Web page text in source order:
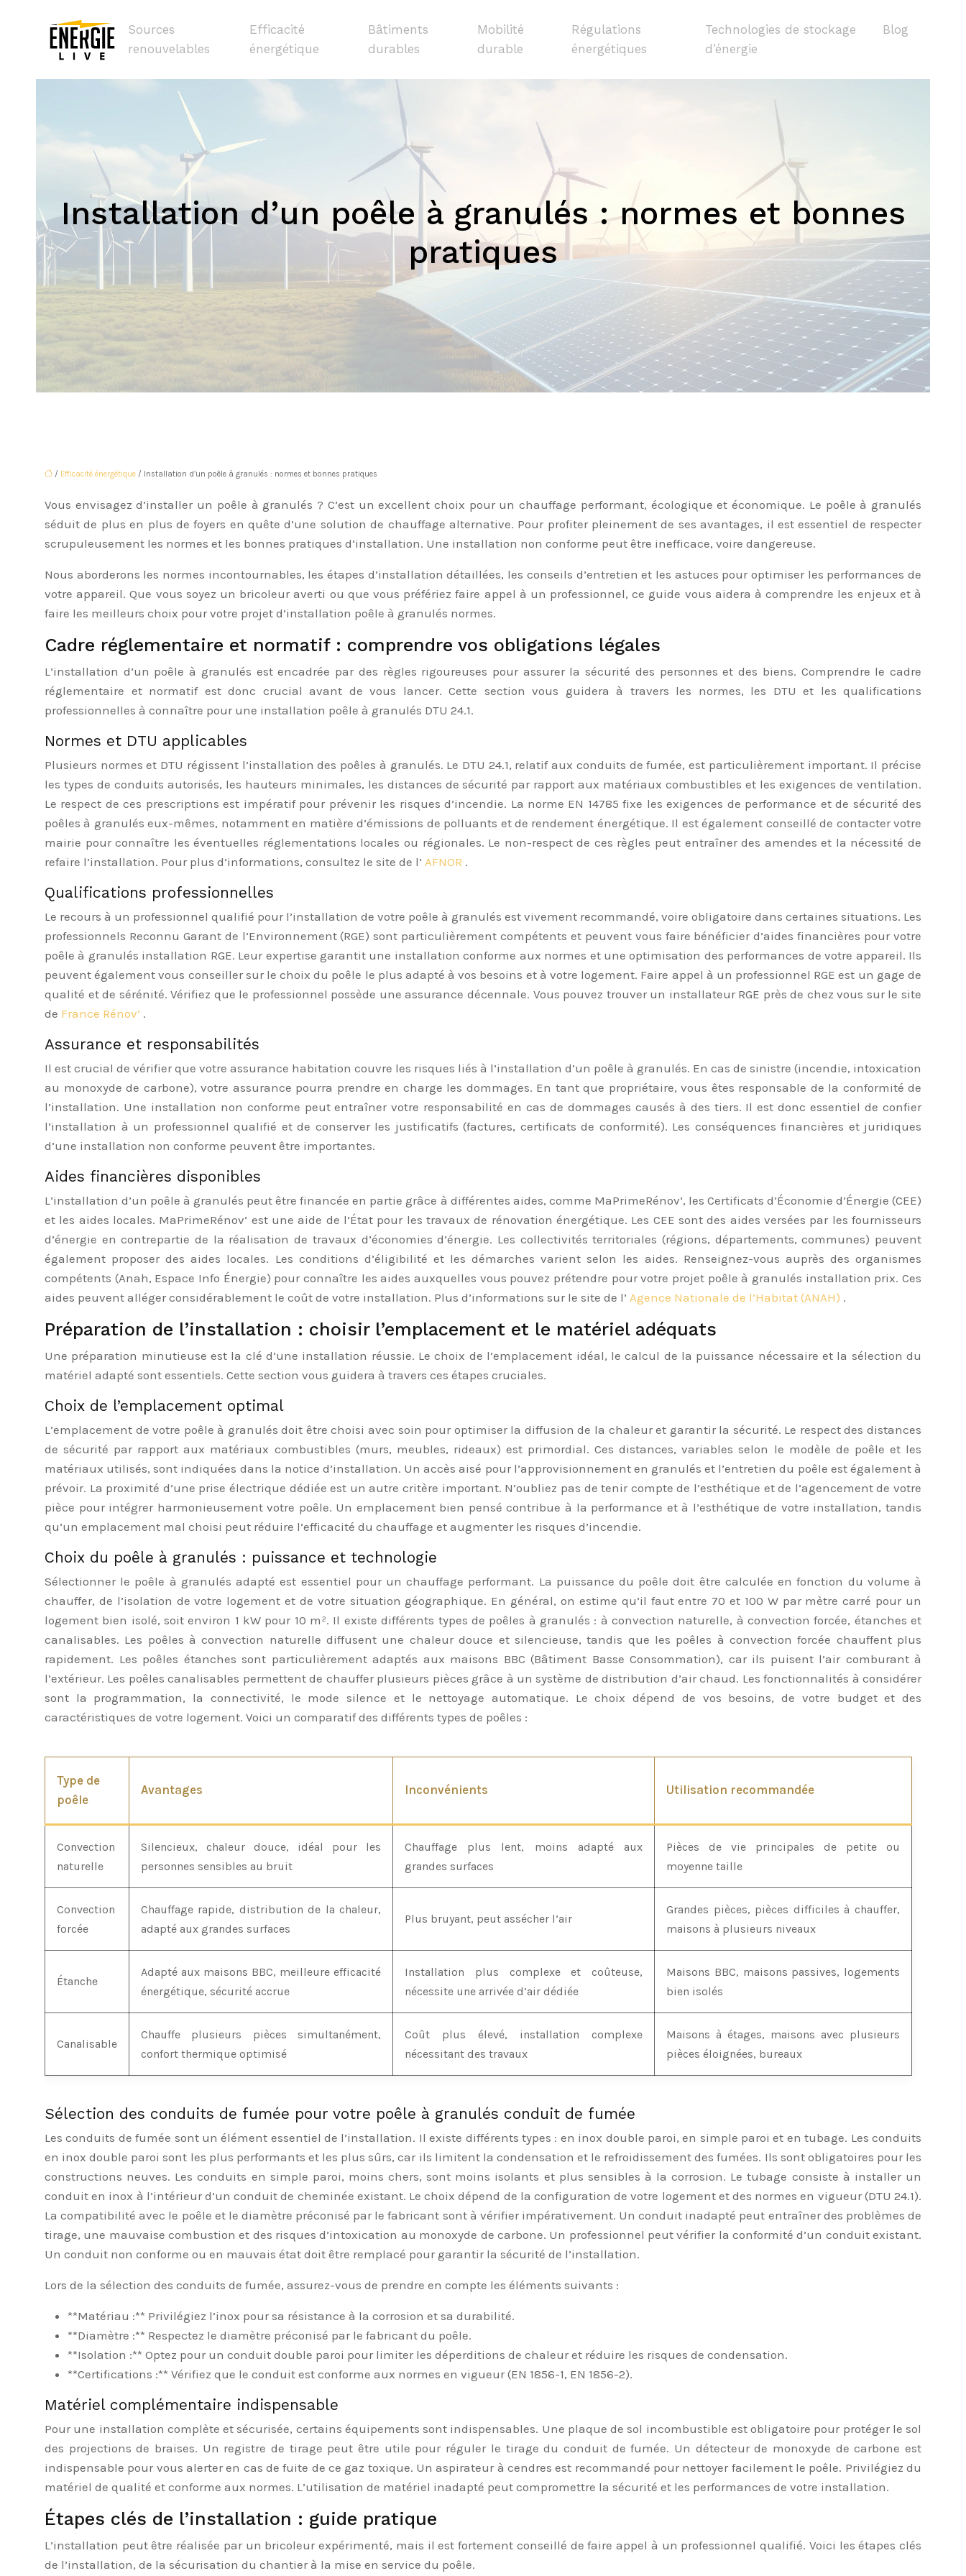
Sources
renouvelables
Efficacité
énergétique
Bâtiments
durables
Mobilité
durable
Régulations
énergétiques
Technologies de stockage
d’énergie
Blog
Installation d’un poêle à granulés : normes et bonnes
pratiques
/ Efficacité énergétique / Installation d’un poêle à granulés : normes et bonnes pratiques
Vous envisagez d’installer un poêle à granulés ? C’est un excellent choix pour un chauffage performant, écologique et économique. Le poêle à granulés
séduit de plus en plus de foyers en quête d’une solution de chauffage alternative. Pour profiter pleinement de ses avantages, il est essentiel de respecter
scrupuleusement les normes et les bonnes pratiques d’installation. Une installation non conforme peut être inefficace, voire dangereuse.
Nous aborderons les normes incontournables, les étapes d’installation détaillées, les conseils d’entretien et les astuces pour optimiser les performances de
votre appareil. Que vous soyez un bricoleur averti ou que vous préfériez faire appel à un professionnel, ce guide vous aidera à comprendre les enjeux et à
faire les meilleurs choix pour votre projet d’installation poêle à granulés normes.
Cadre réglementaire et normatif : comprendre vos obligations légales
L’installation d’un poêle à granulés est encadrée par des règles rigoureuses pour assurer la sécurité des personnes et des biens. Comprendre le cadre
réglementaire et normatif est donc crucial avant de vous lancer. Cette section vous guidera à travers les normes, les DTU et les qualifications
professionnelles à connaître pour une installation poêle à granulés DTU 24.1.
Normes et DTU applicables
Plusieurs normes et DTU régissent l’installation des poêles à granulés. Le DTU 24.1, relatif aux conduits de fumée, est particulièrement important. Il précise
les types de conduits autorisés, les hauteurs minimales, les distances de sécurité par rapport aux matériaux combustibles et les exigences de ventilation.
Le respect de ces prescriptions est impératif pour prévenir les risques d’incendie. La norme EN 14785 fixe les exigences de performance et de sécurité des
poêles à granulés eux-mêmes, notamment en matière d’émissions de polluants et de rendement énergétique. Il est également conseillé de contacter votre
mairie pour connaître les éventuelles réglementations locales ou régionales. Le non-respect de ces règles peut entraîner des amendes et la nécessité de
refaire l’installation. Pour plus d’informations, consultez le site de l’ AFNOR .
Qualifications professionnelles
Le recours à un professionnel qualifié pour l’installation de votre poêle à granulés est vivement recommandé, voire obligatoire dans certaines situations. Les
professionnels Reconnu Garant de l’Environnement (RGE) sont particulièrement compétents et peuvent vous faire bénéficier d’aides financières pour votre
poêle à granulés installation RGE. Leur expertise garantit une installation conforme aux normes et une optimisation des performances de votre appareil. Ils
peuvent également vous conseiller sur le choix du poêle le plus adapté à vos besoins et à votre logement. Faire appel à un professionnel RGE est un gage de
qualité et de sérénité. Vérifiez que le professionnel possède une assurance décennale. Vous pouvez trouver un installateur RGE près de chez vous sur le site
de France Rénov’ .
Assurance et responsabilités
Il est crucial de vérifier que votre assurance habitation couvre les risques liés à l’installation d’un poêle à granulés. En cas de sinistre (incendie, intoxication
au monoxyde de carbone), votre assurance pourra prendre en charge les dommages. En tant que propriétaire, vous êtes responsable de la conformité de
l’installation. Une installation non conforme peut entraîner votre responsabilité en cas de dommages causés à des tiers. Il est donc essentiel de confier
l’installation à un professionnel qualifié et de conserver les justificatifs (factures, certificats de conformité). Les conséquences financières et juridiques
d’une installation non conforme peuvent être importantes.
Aides financières disponibles
L’installation d’un poêle à granulés peut être financée en partie grâce à différentes aides, comme MaPrimeRénov’, les Certificats d’Économie d’Énergie (CEE)
et les aides locales. MaPrimeRénov’ est une aide de l’État pour les travaux de rénovation énergétique. Les CEE sont des aides versées par les fournisseurs
d’énergie en contrepartie de la réalisation de travaux d’économies d’énergie. Les collectivités territoriales (régions, départements, communes) peuvent
également proposer des aides locales. Les conditions d’éligibilité et les démarches varient selon les aides. Renseignez-vous auprès des organismes
compétents (Anah, Espace Info Énergie) pour connaître les aides auxquelles vous pouvez prétendre pour votre projet poêle à granulés installation prix. Ces
aides peuvent alléger considérablement le coût de votre installation. Plus d’informations sur le site de l’ Agence Nationale de l’Habitat (ANAH) .
Préparation de l’installation : choisir l’emplacement et le matériel adéquats
Une préparation minutieuse est la clé d’une installation réussie. Le choix de l’emplacement idéal, le calcul de la puissance nécessaire et la sélection du
matériel adapté sont essentiels. Cette section vous guidera à travers ces étapes cruciales.
Choix de l’emplacement optimal
L’emplacement de votre poêle à granulés doit être choisi avec soin pour optimiser la diffusion de la chaleur et garantir la sécurité. Le respect des distances
de sécurité par rapport aux matériaux combustibles (murs, meubles, rideaux) est primordial. Ces distances, variables selon le modèle de poêle et les
matériaux utilisés, sont indiquées dans la notice d’installation. Un accès aisé pour l’approvisionnement en granulés et l’entretien du poêle est également à
prévoir. La proximité d’une prise électrique dédiée est un autre critère important. N’oubliez pas de tenir compte de l’esthétique et de l’agencement de votre
pièce pour intégrer harmonieusement votre poêle. Un emplacement bien pensé contribue à la performance et à l’esthétique de votre installation, tandis
qu’un emplacement mal choisi peut réduire l’efficacité du chauffage et augmenter les risques d’incendie.
Choix du poêle à granulés : puissance et technologie
Sélectionner le poêle à granulés adapté est essentiel pour un chauffage performant. La puissance du poêle doit être calculée en fonction du volume à
chauffer, de l’isolation de votre logement et de votre situation géographique. En général, on estime qu’il faut entre 70 et 100 W par mètre carré pour un
logement bien isolé, soit environ 1 kW pour 10 m². Il existe différents types de poêles à granulés : à convection naturelle, à convection forcée, étanches et
canalisables. Les poêles à convection naturelle diffusent une chaleur douce et silencieuse, tandis que les poêles à convection forcée chauffent plus
rapidement. Les poêles étanches sont particulièrement adaptés aux maisons BBC (Bâtiment Basse Consommation), car ils puisent l’air comburant à
l’extérieur. Les poêles canalisables permettent de chauffer plusieurs pièces grâce à un système de distribution d’air chaud. Les fonctionnalités à considérer
sont la programmation, la connectivité, le mode silence et le nettoyage automatique. Le choix dépend de vos besoins, de votre budget et des
caractéristiques de votre logement. Voici un comparatif des différents types de poêles :
Type de
poêle
Avantages Inconvénients Utilisation recommandée
Convection
naturelle
Silencieux, chaleur douce, idéal pour les
personnes sensibles au bruit
Chauffage plus lent, moins adapté aux
grandes surfaces
Pièces de vie principales de petite ou
moyenne taille
Convection
forcée
Chauffage rapide, distribution de la chaleur,
adapté aux grandes surfaces
Plus bruyant, peut assécher l’air
Grandes pièces, pièces difficiles à chauffer,
maisons à plusieurs niveaux
Étanche
Adapté aux maisons BBC, meilleure efficacité
énergétique, sécurité accrue
Installation plus complexe et coûteuse,
nécessite une arrivée d’air dédiée
Maisons BBC, maisons passives, logements
bien isolés
Canalisable
Chauffe plusieurs pièces simultanément,
confort thermique optimisé
Coût plus élevé, installation complexe
nécessitant des travaux
Maisons à étages, maisons avec plusieurs
pièces éloignées, bureaux
Sélection des conduits de fumée pour votre poêle à granulés conduit de fumée
Les conduits de fumée sont un élément essentiel de l’installation. Il existe différents types : en inox double paroi, en simple paroi et en tubage. Les conduits
en inox double paroi sont les plus performants et les plus sûrs, car ils limitent la condensation et le refroidissement des fumées. Ils sont obligatoires pour les
constructions neuves. Les conduits en simple paroi, moins chers, sont moins isolants et plus sensibles à la corrosion. Le tubage consiste à installer un
conduit en inox à l’intérieur d’un conduit de cheminée existant. Le choix dépend de la configuration de votre logement et des normes en vigueur (DTU 24.1).
La compatibilité avec le poêle et le diamètre préconisé par le fabricant sont à vérifier impérativement. Un conduit inadapté peut entraîner des problèmes de
tirage, une mauvaise combustion et des risques d’intoxication au monoxyde de carbone. Un professionnel peut vérifier la conformité d’un conduit existant.
Un conduit non conforme ou en mauvais état doit être remplacé pour garantir la sécurité de l’installation.
Lors de la sélection des conduits de fumée, assurez-vous de prendre en compte les éléments suivants :
**Matériau :** Privilégiez l’inox pour sa résistance à la corrosion et sa durabilité.
**Diamètre :** Respectez le diamètre préconisé par le fabricant du poêle.
**Isolation :** Optez pour un conduit double paroi pour limiter les déperditions de chaleur et réduire les risques de condensation.
**Certifications :** Vérifiez que le conduit est conforme aux normes en vigueur (EN 1856-1, EN 1856-2).
Matériel complémentaire indispensable
Pour une installation complète et sécurisée, certains équipements sont indispensables. Une plaque de sol incombustible est obligatoire pour protéger le sol
des projections de braises. Un registre de tirage peut être utile pour réguler le tirage du conduit de fumée. Un détecteur de monoxyde de carbone est
indispensable pour vous alerter en cas de fuite de ce gaz toxique. Un aspirateur à cendres est recommandé pour nettoyer facilement le poêle. Privilégiez du
matériel de qualité et conforme aux normes. L’utilisation de matériel inadapté peut compromettre la sécurité et les performances de votre installation.
Étapes clés de l’installation : guide pratique
L’installation peut être réalisée par un bricoleur expérimenté, mais il est fortement conseillé de faire appel à un professionnel qualifié. Voici les étapes clés
de l’installation, de la sécurisation du chantier à la mise en service du poêle.